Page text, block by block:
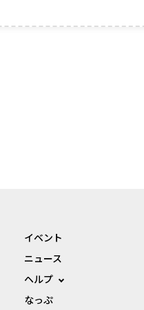
イベント
ニュース
ヘルプ
なっぷ